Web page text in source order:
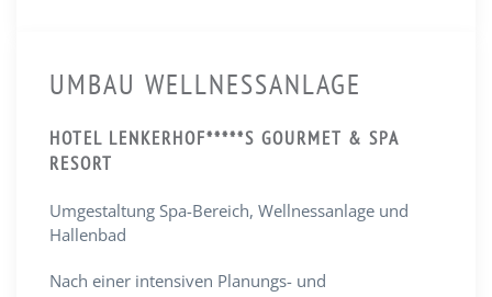
UMBAU WELLNESSANLAGE
HOTEL LENKERHOF*****S GOURMET & SPA
RESORT
Umgestaltung Spa-Bereich, Wellnessanlage und
Hallenbad
Nach einer intensiven Planungs- und